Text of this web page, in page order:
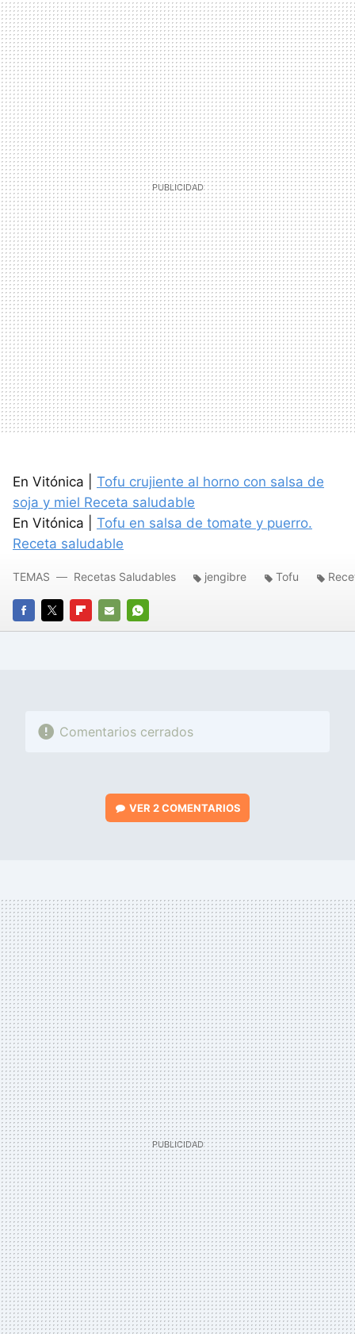
En Vitónica | Tofu crujiente al horno con salsa de
soja y miel Receta saludable
En Vitónica | Tofu en salsa de tomate y puerro.
Receta saludable
FACEBOOK
TWITTERFLIPBOARD
E-
WHATSAPP
TEMAS Recetas Saludables jengibre Tofu
Comentarios cerrados
VER2 COMENTARIOS